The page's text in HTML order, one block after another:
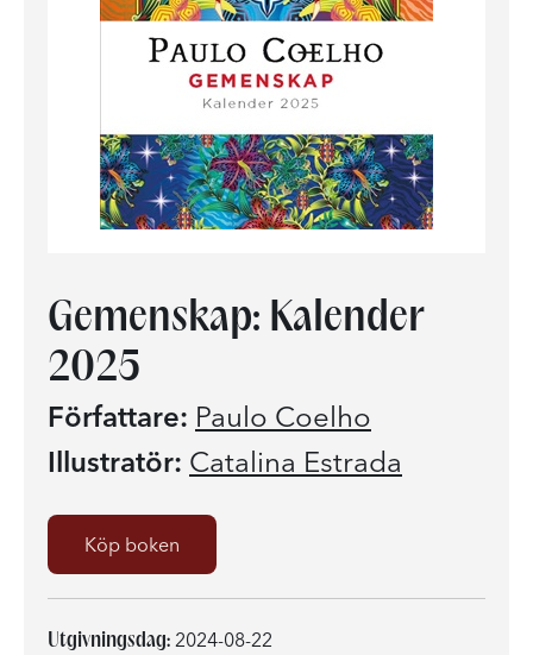
Gemenskap: Kalender
2025
Författare: Paulo Coelho
Illustratör: Catalina Estrada
Köp boken
Utgivningsdag: 2024-08-22